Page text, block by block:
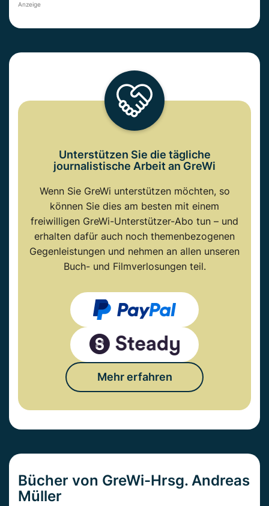
Anzeige
Unterstützen Sie die tägliche
journalistische Arbeit an GreWi
Wenn Sie GreWi unterstützen möchten, so
können Sie dies am besten mit einem
freiwilligen GreWi-Unterstützer-Abo tun – und
erhalten dafür auch noch themenbezogenen
Gegenleistungen und nehmen an allen unseren
Buch- und Filmverlosungen teil.
Mehr erfahren
Bücher von GreWi-Hrsg. Andreas
Müller